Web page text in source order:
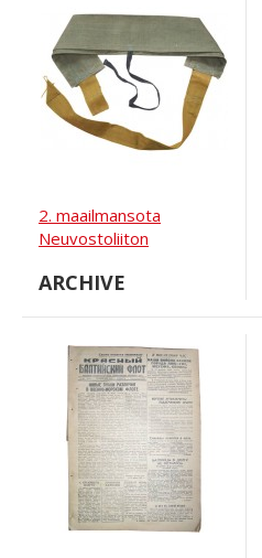
2. maailmansota
Neuvostoliiton
1942
ARCHIVE